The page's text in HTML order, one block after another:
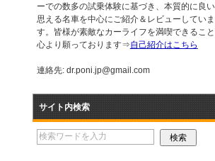
ーでの数多の試乗体験に基づき、本質的に良い
思える名車を中心にご紹介＆レビューしていま
す。皆様が素敵なカーライフを満喫できるこ
心より願っております⇒自己紹介はこちら
連絡先: dr.poni.jp@gmail.com
サイト内検索